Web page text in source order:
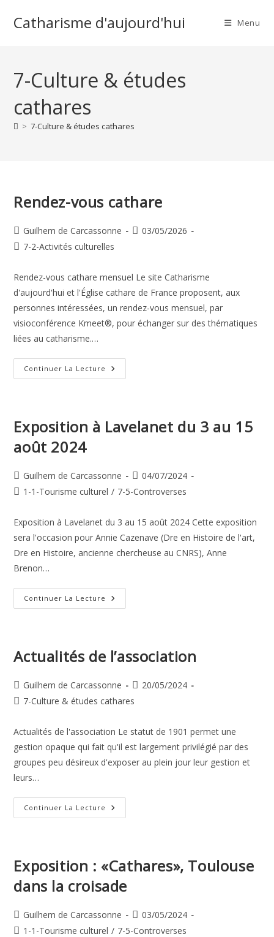
Catharisme d'aujourd'hui Menu
7-Culture & études
cathares
> 7-Culture & études cathares
Rendez-vous cathare
Auteur/autrice
de
Guilhem de Carcassonne
Publication
03/05/2026
Post7-2-Activités culturelles
Rendez-vous cathare mensuel Le site Catharisme
d'aujourd'hui et l'Église cathare de France proposent, aux
personnes intéressées, un rendez-vous mensuel, par
visioconférence Kmeet®, pour échanger sur des thématiques
liées au catharisme.…
Continuer La Lecture Rendez-
Vous
Exposition à Lavelanet du 3 au 15
août 2024
Auteur/autrice
de
Guilhem de Carcassonne
Publication
publiée :
04/07/2024
Post1-1-Tourisme culturel / 7-5-Controverses
Exposition à Lavelanet du 3 au 15 août 2024 Cette exposition
sera l'occasion pour Annie Cazenave (Dre en Histoire de l'art,
Dre en Histoire, ancienne chercheuse au CNRS), Anne
Brenon…
Continuer La Lecture Exposition
À
15
Août
Actualités de l’association
Auteur/autrice
de
Guilhem de Carcassonne
Publication
publiée :
20/05/2024
Post7-Culture & études cathares
Actualités de l'association Le statut de 1901 permet une
gestion opaque qui fait qu'il est largement privilégié par des
groupes peu désireux d'exposer au plein jour leur gestion et
leurs…
Continuer La Lecture Actualités
De
Exposition : «Cathares», Toulouse
dans la croisade
Auteur/autrice
de
Guilhem de Carcassonne
Publication
publiée :
03/05/2024
Post1-1-Tourisme culturel / 7-5-Controverses